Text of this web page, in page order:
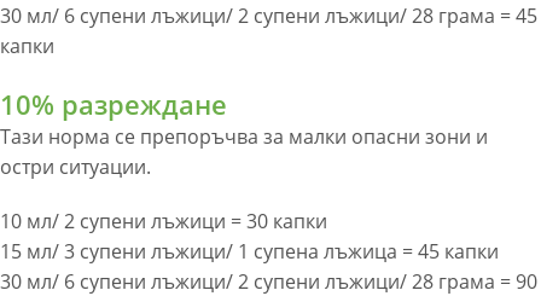
30 мл/ 6 супени лъжици/ 2 супени лъжици/ 28 грама = 45
капки
10% разреждане
Тази норма се препоръчва за малки опасни зони и
остри ситуации.
10 мл/ 2 супени лъжици = 30 капки
15 мл/ 3 супени лъжици/ 1 супена лъжица = 45 капки
30 мл/ 6 супени лъжици/ 2 супени лъжици/ 28 грама = 90